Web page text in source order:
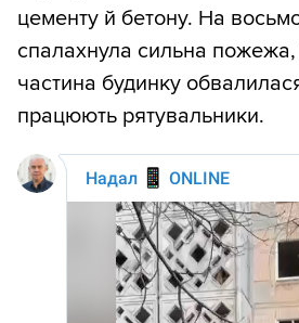
цементу й бетону. На
спалахнула сильна пожежа,
частина будинку
працюють рятувальники.